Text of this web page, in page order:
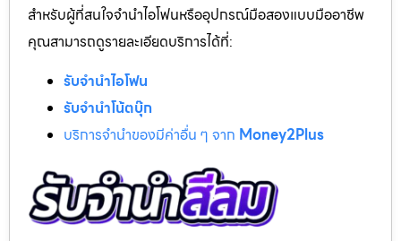
สำหรับผู้ที่สนใจจำนำไอโฟนหรืออุปกรณ์มือสองแบบมืออาชีพ
คุณสามารถดูรายละเอียดบริการได้ที่:
รับจำนำไอโฟน
รับจำนำโน้ตบุ๊ก
บริการจำนำของมีค่าอื่น ๆ จาก Money2Plus